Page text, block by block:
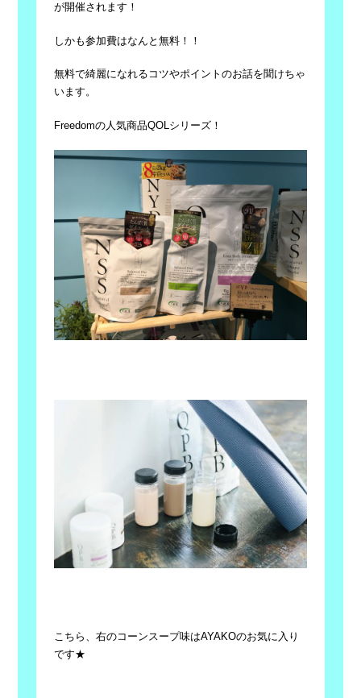
が開催されます！
しかも参加費はなんと無料！！
無料で綺麗になれるコツやポイントのお話を聞けちゃ
います。
Freedomの人気商品QOLシリーズ！
こちら、右のコーンスープ味はAYAKOのお気に入り
です★